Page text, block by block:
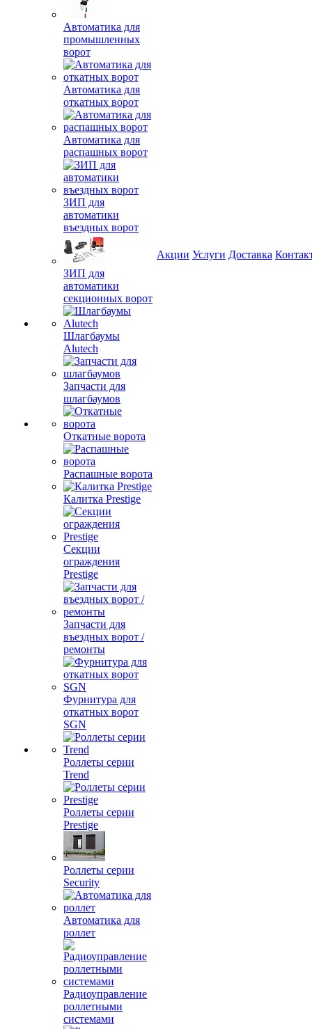
Автоматика для
промышленных
ворот
Автоматика для
откатных ворот
Автоматика для
распашных ворот
ЗИП для
автоматики
въездных ворот
ЗИП для
автоматики
секционных ворот
Шлагбаумы
Alutech
Запчасти для
шлагбаумов
Откатные ворота
Распашные ворота
Калитка Prestige
Секции
ограждения
Prestige
Запчасти для
въездных ворот /
ремонты
Фурнитура для
откатных ворот
SGN
Роллеты серии
Trend
Роллеты серии
Prestige
Роллеты серии
Security
Автоматика для
роллет
Радиоуправление
роллетными
системами
Акции Услуги Доставка